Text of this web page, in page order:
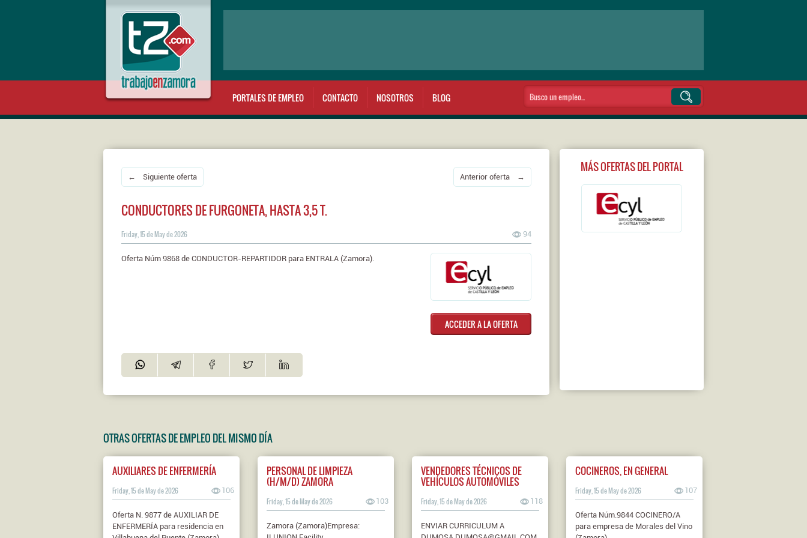
PORTALES DE EMPLEO CONTACTO NOSOTROS BLOG
← Siguiente oferta Anterior oferta →
CONDUCTORES DE FURGONETA, HASTA 3,5 T.
Friday, 15 de May de 2026 94
Oferta Núm 9868 de CONDUCTOR-REPARTIDOR para ENTRALA (Zamora).
ACCEDER A LA OFERTA
MÁS OFERTAS DEL PORTAL
OTRAS OFERTAS DE EMPLEO DEL MISMO DÍA
AUXILIARES DE ENFERMERÍA
Friday, 15 de May de 2026 106
Oferta N. 9877 de AUXILIAR DE
ENFERMERÍA para residencia en
PERSONAL DE LIMPIEZA
(H/M/D) ZAMORA
Friday, 15 de May de 2026 103
Zamora (Zamora)Empresa:
VENDEDORES TÉCNICOS DE
VEHÍCULOS AUTOMÓVILES
Friday, 15 de May de 2026 118
ENVIAR CURRICULUM A
COCINEROS, EN GENERAL
Friday, 15 de May de 2026 107
Oferta Núm.9844 COCINERO/A
para empresa de Morales del Vino